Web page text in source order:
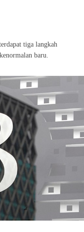
tiga langkah
baru.